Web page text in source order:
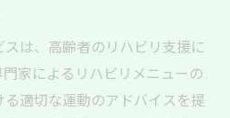
は、高齢者のリハビリ支援に
家によるリハビリメニューの
適切な運動のアドバイスを提